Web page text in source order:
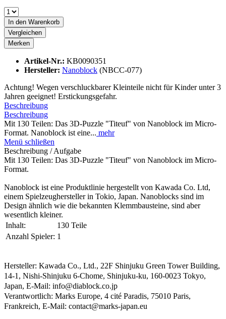
In den Warenkorb
Vergleichen
Merken
Artikel-Nr.: KB0090351
Hersteller: Nanoblock (NBCC-077)
Achtung! Wegen verschluckbarer Kleinteile nicht für Kinder unter 3
Jahren geeignet! Erstickungsgefahr.
Beschreibung
Beschreibung
Mit 130 Teilen: Das 3D-Puzzle "Titeuf" von Nanoblock im Micro-
Format. Nanoblock ist eine... mehr
Menü schließen
Beschreibung / Aufgabe
Mit 130 Teilen: Das 3D-Puzzle "Titeuf" von Nanoblock im Micro-
Format.
Nanoblock ist eine Produktlinie hergestellt von Kawada Co. Ltd,
einem Spielzeughersteller in Tokio, Japan. Nanoblocks sind im
Design ähnlich wie die bekannten Klemmbausteine, sind aber
wesentlich kleiner.
Inhalt:
130 Teile
Anzahl Spieler: 1
Hersteller: Kawada Co., Ltd., 22F Shinjuku Green Tower Building,
14-1, Nishi-Shinjuku 6-Chome, Shinjuku-ku, 160-0023 Tokyo,
Japan, E-Mail: info@diablock.co.jp
Verantwortlich: Marks Europe, 4 cité Paradis, 75010 Paris,
Frankreich, E-Mail: contact@marks-japan.eu